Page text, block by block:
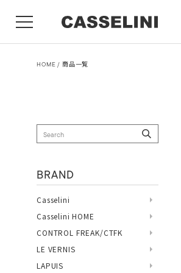
HOME 商品一覧
BRAND
Casselini
Casselini HOME
CONTROL FREAK/CTFK
LE VERNIS
LAPUIS